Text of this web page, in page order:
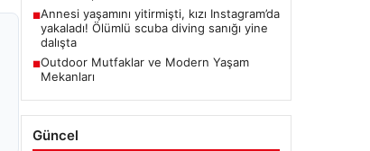
■Annesi yaşamını yitirmişti, kızı Instagram’da
yakaladı! Ölümlü scuba diving sanığı yine
dalışta
■Outdoor Mutfaklar ve Modern Yaşam
Mekanları
Güncel